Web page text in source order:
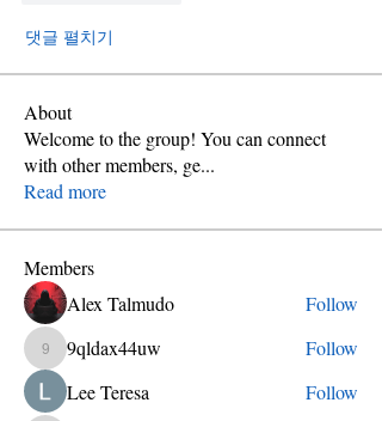
댓글 펼치기
About
Welcome to the group! You can connect
with other members, ge...
Read more
Members
Alex Talmudo
Follow
9qldax44uw
9qldax44uw
Follow
Lee Teresa
Follow